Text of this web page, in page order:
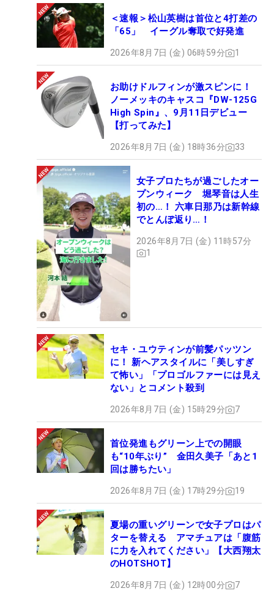
＜速報＞松山英樹は首位と4打差の
「65」 イーグル奪取で好発進
2026年8月7日 (金) 06時59分 1
お助けドルフィンが激スピンに！
ノーメッキのキャスコ『DW-125G
High Spin』、9月11日デビュー
【打ってみた】
2026年8月7日 (金) 18時36分 33
女子プロたちが過ごしたオー
プンウィーク 堀琴音は人生
初の…！ 六車日那乃は新幹線
でとんぼ返り…！
2026年8月7日 (金) 11時57分
1
セキ・ユウティンが前髪パッツン
に！ 新ヘアスタイルに「美しすぎ
て怖い」「プロゴルファーには見え
ない」とコメント殺到
2026年8月7日 (金) 15時29分 7
首位発進もグリーン上での開眼
も“10年ぶり” 金田久美子「あと1
回は勝ちたい」
2026年8月7日 (金) 17時29分 19
夏場の重いグリーンで女子プロはパ
ターを替える アマチュアは「腹筋
に力を入れてください」【大西翔太
のHOTSHOT】
2026年8月7日 (金) 12時00分 7